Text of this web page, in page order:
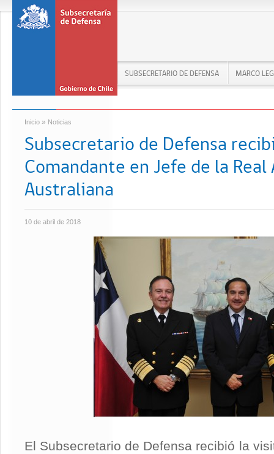
SUBSECRETARIO DE DEFENSA MARCO
Inicio » Noticias
Subsecretario de Defensa
Comandante en Jefe de la Real
Australiana
10 de abril de 2018
El Subsecretario de Defensa recibió la